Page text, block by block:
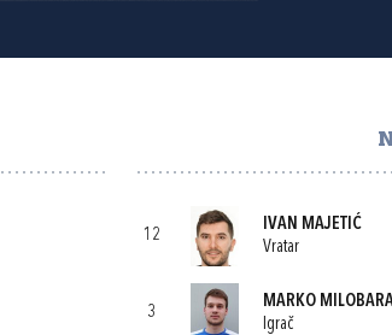
12
IVAN MAJETIĆ
Vratar
3
MARKO
Igrač